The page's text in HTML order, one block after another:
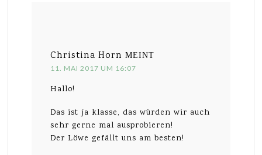
Christina Horn MEINT
11. MAI 2017 UM 16:07
Hallo!
Das ist ja klasse, das würden wir auch
sehr gerne mal ausprobieren!
Der Löwe gefällt uns am besten!